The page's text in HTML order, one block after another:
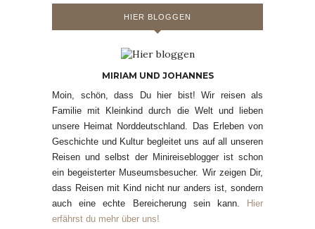
HIER BLOGGEN
MIRIAM UND JOHANNES
Moin, schön, dass Du hier bist! Wir reisen als
Familie mit Kleinkind durch die Welt und lieben
unsere Heimat Norddeutschland. Das Erleben von
Geschichte und Kultur begleitet uns auf all unseren
Reisen und selbst der Minireiseblogger ist schon
ein begeisterter Museumsbesucher. Wir zeigen Dir,
dass Reisen mit Kind nicht nur anders ist, sondern
auch eine echte Bereicherung sein kann.
Hier
erfährst du mehr über uns!